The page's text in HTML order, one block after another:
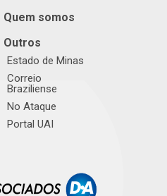
Quem somos
Outros
Estado de Minas
Correio
Braziliense
No Ataque
Portal UAI